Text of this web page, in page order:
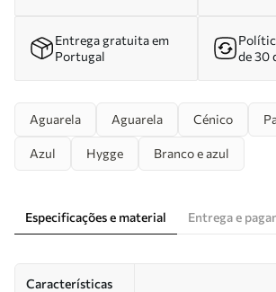
Entrega gratuita em
Portugal
de 30
Aguarela Aguarela Cénico
Azul Hygge Branco e azul
Especificações e material Entrega e
Características